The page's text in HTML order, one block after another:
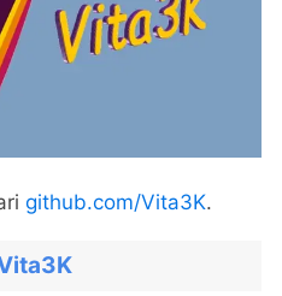
github.com/Vita3K.